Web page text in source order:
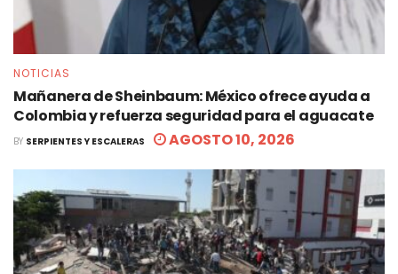
NOTICIAS
Mañanera de Sheinbaum: México ofrece ayuda a
Colombia y refuerza seguridad para el aguacate
BY SERPIENTES Y ESCALERAS AGOSTO 10, 2026